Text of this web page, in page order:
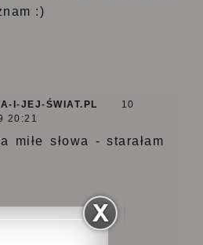
:)
I-JEJ-ŚWIAT.PL
10
20:21
miłe słowa - starałam